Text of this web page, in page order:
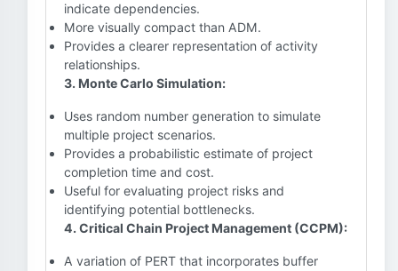
indicate dependencies.
More visually compact than ADM.
Provides a clearer representation of activity
relationships.
3. Monte Carlo Simulation:
Uses random number generation to simulate
multiple project scenarios.
Provides a probabilistic estimate of project
completion time and cost.
Useful for evaluating project risks and
identifying potential bottlenecks.
4. Critical Chain Project Management (CCPM):
A variation of PERT that incorporates buffer